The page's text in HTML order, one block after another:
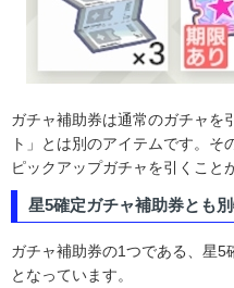
ガチャ補助券は通常のガチャを
ト」とは別のアイテムです。
ピックアップガチャを引くこと
星5確定ガチャ補助券とも
ガチャ補助券の1つである、星5
となっています。